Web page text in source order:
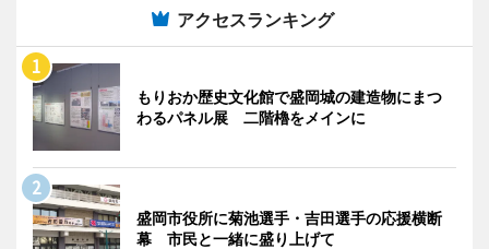
アクセスランキング
もりおか歴史文化館で盛岡城の建造物にまつ
わるパネル展 二階櫓をメインに
盛岡市役所に菊池選手・吉田選手の応援横断
幕 市民と一緒に盛り上げて